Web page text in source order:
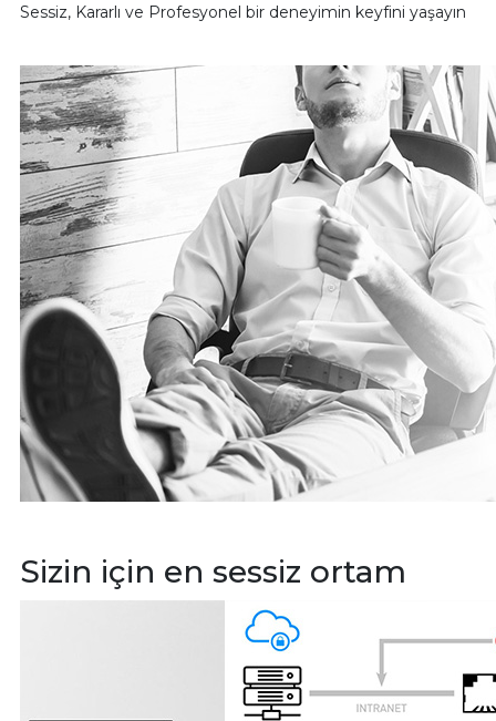
Sessiz, Kararlı ve Profesyonel bir deneyimin keyfini yaşayın
Sizin için en sessiz ortam